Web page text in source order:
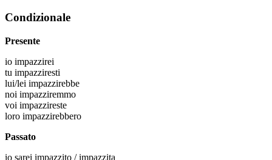
Condizionale
Presente
io impazzirei
tu impazziresti
lui/lei impazzirebbe
noi impazziremmo
voi impazzireste
loro impazzirebbero
Passato
io sarei impazzito / impazzita